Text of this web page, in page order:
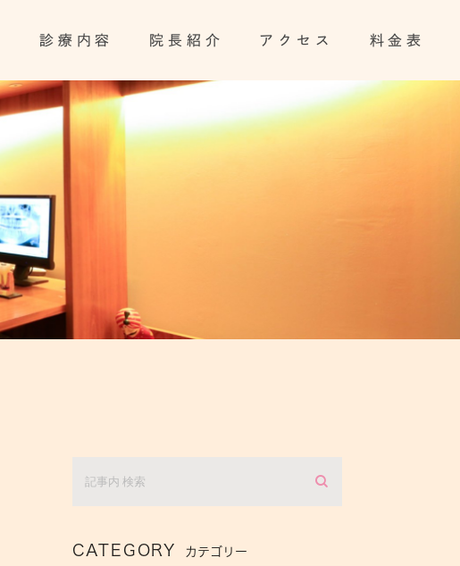
診療内容 院長紹介 アクセス 料金表
CATEGORY カテゴリー